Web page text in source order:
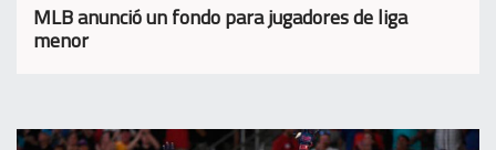
MLB anunció un fondo para jugadores de liga
menor